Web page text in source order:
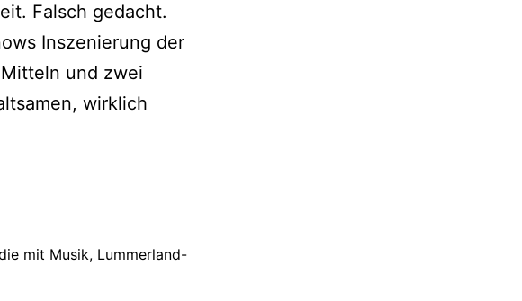
Falsch gedacht.
Inszenierung der
und zwei
wirklich
mit Musik, Lummerland-